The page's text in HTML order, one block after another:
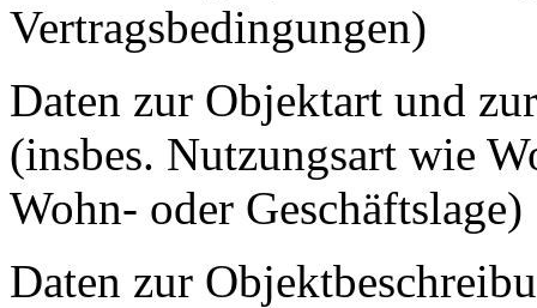
Vertragsbedingungen)
Daten zur Objektart und
(insbes. Nutzungsart wie
Wohn- oder Geschäftslage)
Daten zur